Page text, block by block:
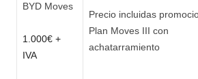
BYD Moves
1.000€ +
IVA
Precio incluidas
Plan Moves III con
achatarramiento